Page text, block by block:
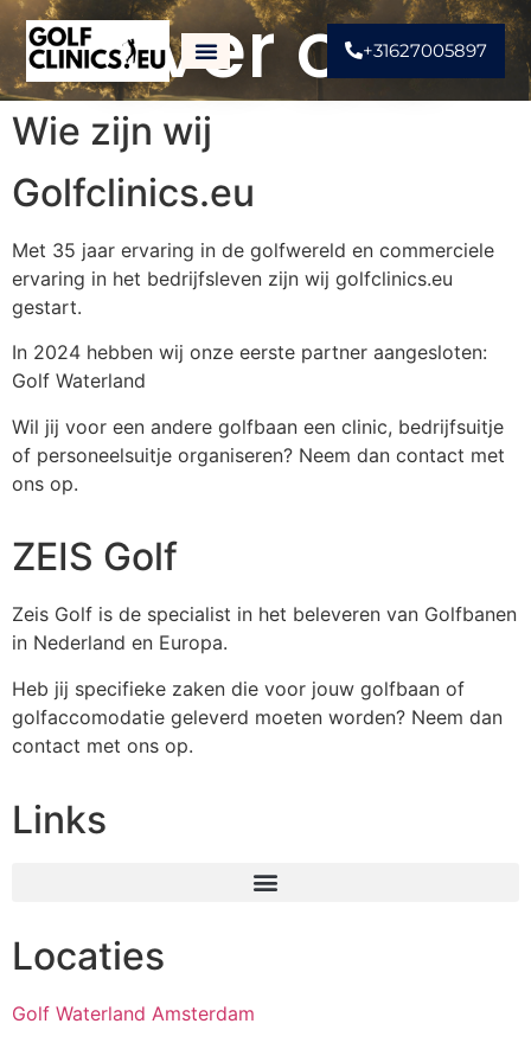
+31627005897
Over ons
Wie zijn wij
Golfclinics.eu
Met 35 jaar ervaring in de golfwereld en commerciele
ervaring in het bedrijfsleven zijn wij golfclinics.eu
gestart.
In 2024 hebben wij onze eerste partner aangesloten:
Golf Waterland
Wil jij voor een andere golfbaan een clinic, bedrijfsuitje
of personeelsuitje organiseren? Neem dan contact met
ons op.
ZEIS Golf
Zeis Golf is de specialist in het beleveren van Golfbanen
in Nederland en Europa.
Heb jij specifieke zaken die voor jouw golfbaan of
golfaccomodatie geleverd moeten worden? Neem dan
contact met ons op.
Links
Locaties
Golf Waterland Amsterdam